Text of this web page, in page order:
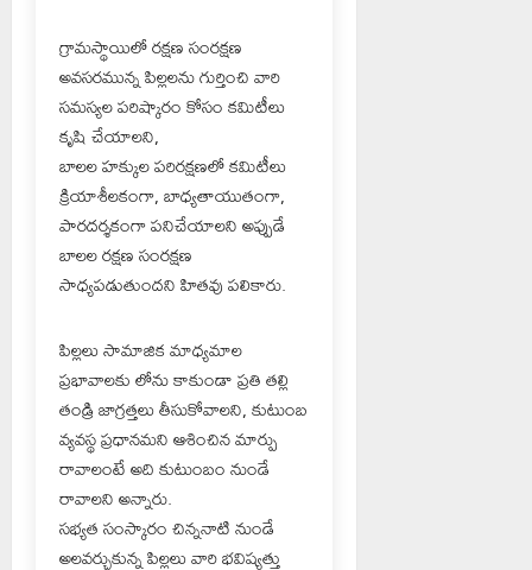
గ్రామస్థాయిలో రక్షణ సంరక్షణ
అవసరమున్న పిల్లలను గుర్తించి వారి
సమస్యల పరిష్కారం కోసం కమిటీలు
కృషి చేయాలని,
బాలల హక్కుల పరిరక్షణలో కమిటీలు
క్రియాశీలకంగా, బాధ్యతాయుతంగా,
పారదర్శకంగా పనిచేయాలని అప్పుడే
బాలల రక్షణ సంరక్షణ
సాధ్యపడుతుందని హితవు పలికారు.
పిల్లలు సామాజిక మాధ్యమాల
ప్రభావాలకు లోను కాకుండా ప్రతి తల్లి
తండ్రి జాగ్రత్తలు తీసుకోవాలని, కుటుంబ
వ్యవస్థ ప్రధానమని ఆశించిన మార్పు
రావాలంటే అది కుటుంబం నుండే
రావాలని అన్నారు.
సభ్యత సంస్కారం చిన్ననాటి నుండే
అలవర్చుకున్న పిల్లలు వారి భవిష్యత్తు